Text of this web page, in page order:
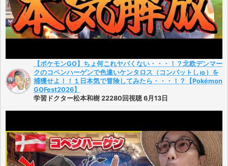
【ポケモンGO】ちょ何これヤバくない・・・！？北欧デンマー
クのコペンハーゲンで色違いケンタロス（コンバットしゅ）を
捕獲せよ！！１日本気で冒険してみたら・・・！？【Pokémon
GOFest2026】
学習ドクター松本和樹 22280回視聴 6月13日